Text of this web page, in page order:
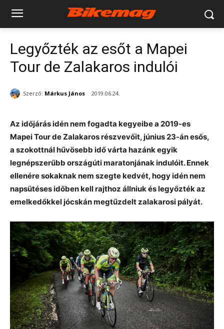
Legyőzték az esőt a Mapei
Tour de Zalakaros indulói
Szerző: Márkus János 2019.06.24.
Az időjárás idén nem fogadta kegyeibe a 2019-es
Mapei Tour de Zalakaros részvevőit, június 23-án esős,
a szokottnál hűvösebb idő várta hazánk egyik
legnépszerűbb országúti maratonjának indulóit. Ennek
ellenére sokaknak nem szegte kedvét, hogy idén nem
napsütéses időben kell rajthoz állniuk és legyőzték az
emelkedőkkel jócskán megtűzdelt zalakarosi pályát.